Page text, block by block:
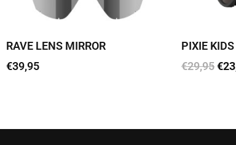
RAVE LENS MIRROR
€39,95
PIXIE
€29,95€